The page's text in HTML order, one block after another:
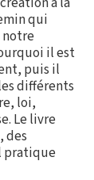
qui
il est
puis il
différents
loi,
Le livre
des
pratique